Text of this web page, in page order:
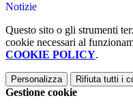
Notizie
Questo sito o gli strumenti
cookie necessari al
COOKIE POLICY.
Personalizza Rifiuta tutti i
Gestione cookie